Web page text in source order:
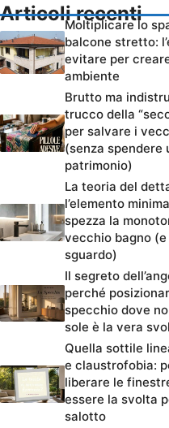
Articoli recenti
Moltiplicare lo
balcone stretto:
evitare per
ambiente
Brutto ma
trucco della
per salvare i
(senza spendere
patrimonio)
La teoria del
l’elemento
spezza la
vecchio bagno
sguardo)
Il segreto
perché
specchio dove
sole è la vera
Quella sottile
e claustrofobia:
liberare le
essere la svolta
salotto